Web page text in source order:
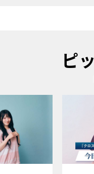
ピ